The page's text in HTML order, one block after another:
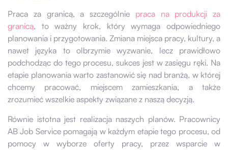
Praca za granicą, a szczególnie praca na produkcji za
granicą, to ważny krok, który wymaga odpowiedniego
planowania i przygotowania. Zmiana miejsca pracy, kultury, a
nawet języka to olbrzymie wyzwanie, lecz prawidłowo
podchodząc do tego procesu, sukces jest w zasięgu ręki. Na
etapie planowania warto zastanowić się nad branżą, w której
chcemy pracować, miejscem zamieszkania, a także
zrozumieć wszelkie aspekty związane z naszą decyzją.
Równie istotna jest realizacja naszych planów. Pracownicy
AB Job Service pomagają w każdym etapie tego procesu, od
pomocy w wyborze oferty pracy, przez wsparcie w